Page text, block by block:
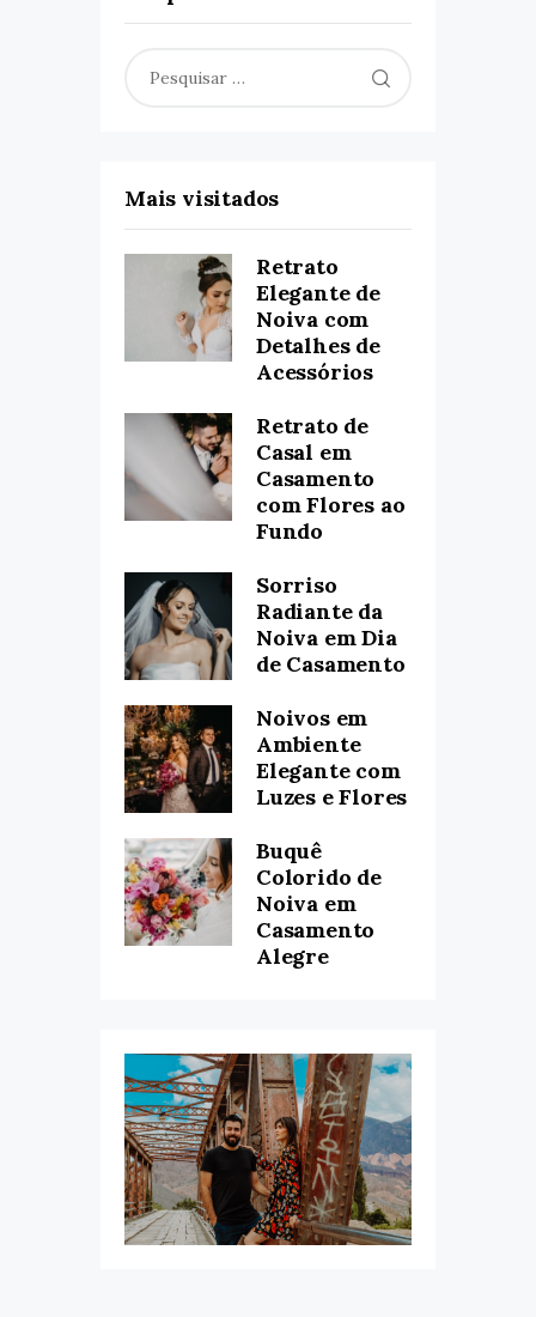
por:
Mais visitados
Retrato
Elegante de
Noiva com
Detalhes de
Acessórios
Retrato de
Casal em
Casamento
com Flores ao
Fundo
Sorriso
Radiante da
Noiva em Dia
de Casamento
Noivos em
Ambiente
Elegante com
Luzes e Flores
Buquê
Colorido de
Noiva em
Casamento
Alegre